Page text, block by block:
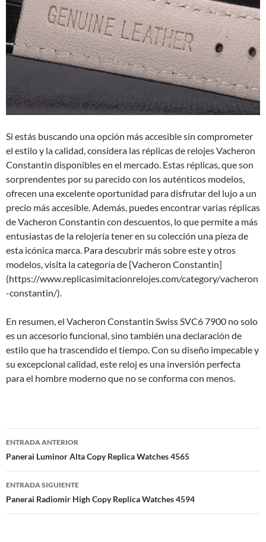
Si estás buscando una opción más accesible sin comprometer
el estilo y la calidad, considera las réplicas de relojes Vacheron
Constantin disponibles en el mercado. Estas réplicas, que son
sorprendentes por su parecido con los auténticos modelos,
ofrecen una excelente oportunidad para disfrutar del lujo a un
precio más accesible. Además, puedes encontrar varias réplicas
de Vacheron Constantin con descuentos, lo que permite a más
entusiastas de la relojería tener en su colección una pieza de
esta icónica marca. Para descubrir más sobre este y otros
modelos, visita la categoría de [Vacheron Constantin]
(https://www.replicasimitacionrelojes.com/category/vacheron
-constantin/).
En resumen, el Vacheron Constantin Swiss SVC6 7900 no solo
es un accesorio funcional, sino también una declaración de
estilo que ha trascendido el tiempo. Con su diseño impecable y
su excepcional calidad, este reloj es una inversión perfecta
para el hombre moderno que no se conforma con menos.
Navegación
de
entradas
ENTRADA ANTERIOR
Panerai Luminor Alta Copy Replica Watches 4565
ENTRADA SIGUIENTE
Panerai Radiomir High Copy Replica Watches 4594